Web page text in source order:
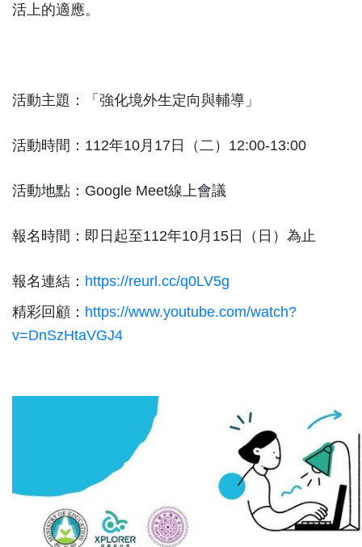
活上的適應。
活動主題：「強化境外生定向與輔導」
活動時間：112年10月17日（二）12:00-13:00
活動地點：Google Meet線上會議
報名時間：即日起至112年10月15日（日）為止
報名連結： https://reurl.cc/q0LV5g
精彩回顧： https://www.youtube.com/watch?
v=DnSzHtaVGJ4